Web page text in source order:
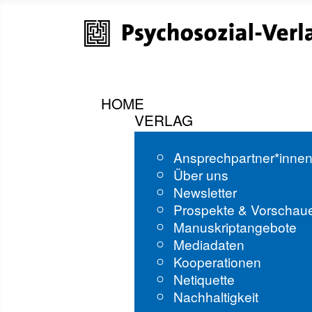
HOME
VERLAG
Über uns
Newsletter
Prospekte &
Manuskriptangebote
Mediadaten
Kooperationen
Netiquette
Nachhaltigkeit